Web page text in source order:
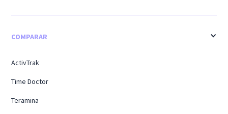
COMPARAR
ActivTrak
Time Doctor
Teramina